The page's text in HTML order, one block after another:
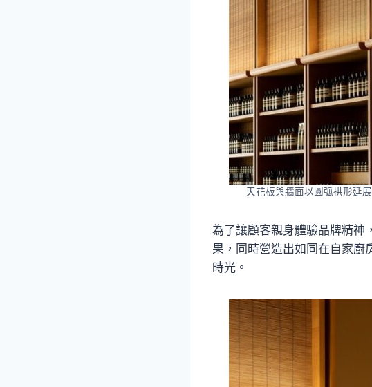
天花板與牆面以圓弧拱形延
為了讓顧客親身體驗品牌精神
果，同時營造出如同在自家廚
時光。